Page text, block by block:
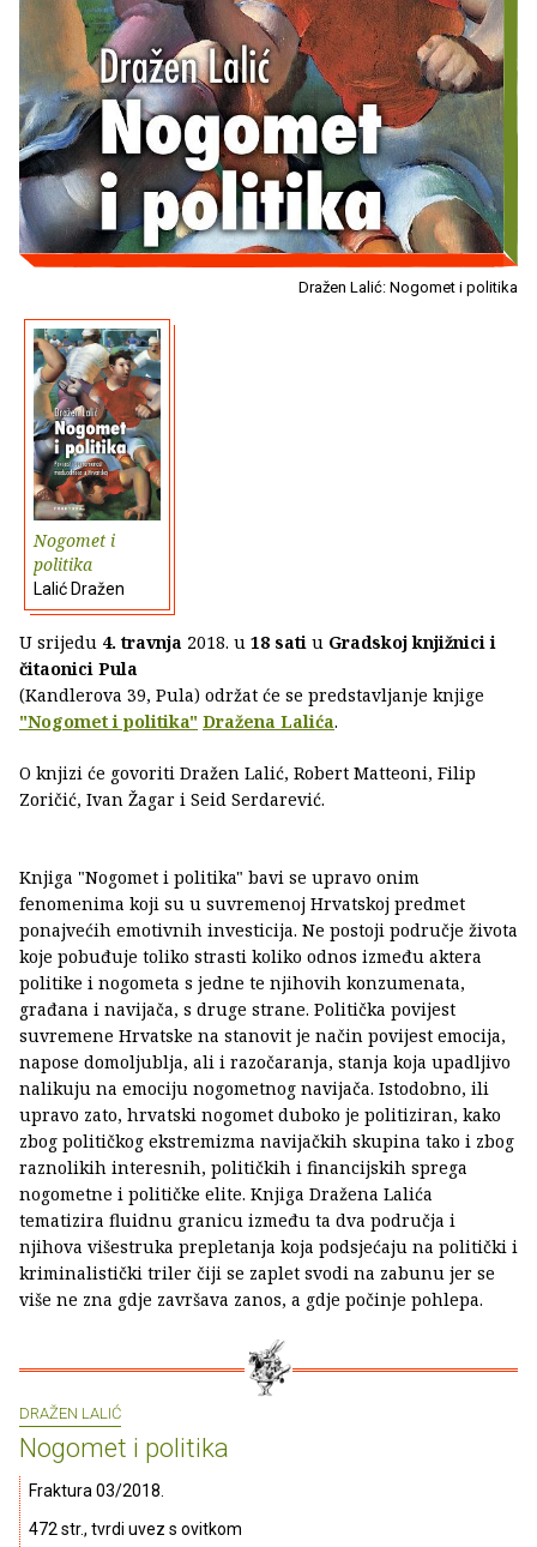
Dražen Lalić: Nogomet i politika
Nogomet i
politika
Lalić Dražen
U srijedu 4. travnja 2018. u 18 sati u Gradskoj knjižnici i
čitaonici Pula
(Kandlerova 39, Pula) održat će se predstavljanje knjige
"Nogomet i politika" Dražena Lalića.
O knjizi će govoriti Dražen Lalić, Robert Matteoni, Filip
Zoričić, Ivan Žagar i Seid Serdarević.
Knjiga "Nogomet i politika" bavi se upravo onim
fenomenima koji su u suvremenoj Hrvatskoj predmet
ponajvećih emotivnih investicija. Ne postoji područje života
koje pobuđuje toliko strasti koliko odnos između aktera
politike i nogometa s jedne te njihovih konzumenata,
građana i navijača, s druge strane. Politička povijest
suvremene Hrvatske na stanovit je način povijest emocija,
napose domoljublja, ali i razočaranja, stanja koja upadljivo
nalikuju na emociju nogometnog navijača. Istodobno, ili
upravo zato, hrvatski nogomet duboko je politiziran, kako
zbog političkog ekstremizma navijačkih skupina tako i zbog
raznolikih interesnih, političkih i financijskih sprega
nogometne i političke elite. Knjiga Dražena Lalića
tematizira fluidnu granicu između ta dva područja i
njihova višestruka prepletanja koja podsjećaju na politički i
kriminalistički triler čiji se zaplet svodi na zabunu jer se
više ne zna gdje završava zanos, a gdje počinje pohlepa.
DRAŽEN LALIĆ
Nogomet i politika
Fraktura 03/2018.
472 str., tvrdi uvez s ovitkom